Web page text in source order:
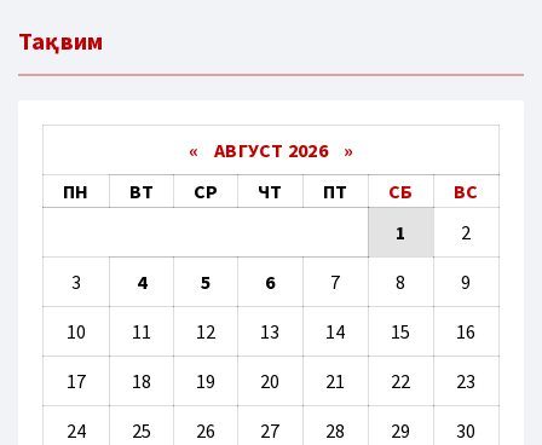
Тақвим
« АВГУСТ 2026 »
ПН
ВТ СР ЧТ ПТ СБ
ВС
1
2
3 4 5 6 7 8 9
10 11 12 13 14 15 16
17 18 19 20 21 22 23
24 25 26 27 28 29 30